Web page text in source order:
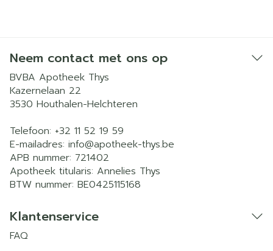
Neem contact met ons op
BVBA Apotheek Thys
Kazernelaan 22
3530 Houthalen-Helchteren
Telefoon: +32 11 52 19 59
E-mailadres: info@apotheek-thys.be
APB nummer: 721402
Apotheek titularis: Annelies Thys
BTW nummer: BE0425115168
Klantenservice
FAQ